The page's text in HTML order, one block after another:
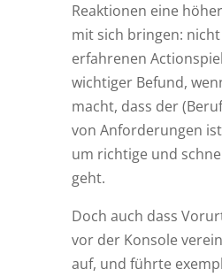
Reaktionen eine
mit sich bringen:
erfahrenen
wichtiger Befund,
macht, dass der
von Anforderungen
um richtige und
geht.
Doch auch dass
vor der Konsole
auf, und führte